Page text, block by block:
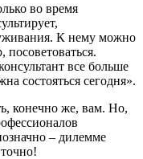
во время
К нему можно
все больше
состояться сегодня».
конечно же, вам. Но,
– дилемме